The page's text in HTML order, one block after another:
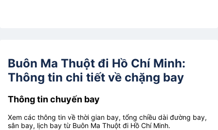
Buôn Ma Thuột đi Hồ Chí Minh:
Thông tin chi tiết về chặng bay
Thông tin chuyến bay
Xem các thông tin về thời gian bay, tổng chiều dài đường bay,
sân bay, lịch bay từ Buôn Ma Thuột đi Hồ Chí Minh.